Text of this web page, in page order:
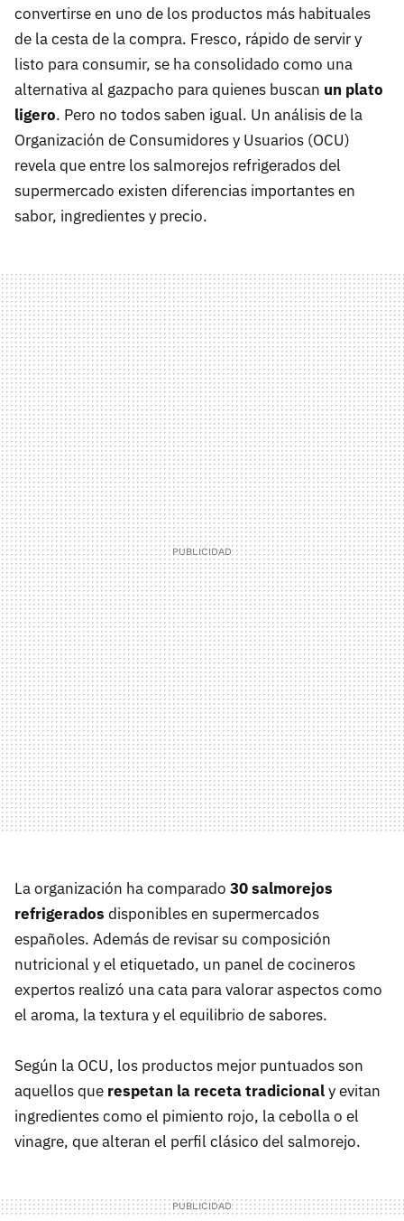
convertirse en uno de los productos más habituales
de la cesta de la compra. Fresco, rápido de servir y
listo para consumir, se ha consolidado como una
alternativa al gazpacho para quienes buscan un plato
ligero. Pero no todos saben igual. Un análisis de la
Organización de Consumidores y Usuarios (OCU)
revela que entre los salmorejos refrigerados del
supermercado existen diferencias importantes en
sabor, ingredientes y precio.
La organización ha comparado 30 salmorejos
refrigerados disponibles en supermercados
españoles. Además de revisar su composición
nutricional y el etiquetado, un panel de cocineros
expertos realizó una cata para valorar aspectos como
el aroma, la textura y el equilibrio de sabores.
Según la OCU, los productos mejor puntuados son
aquellos que respetan la receta tradicionaly evitan
ingredientes como el pimiento rojo, la cebolla o el
vinagre, que alteran el perfil clásico del salmorejo.